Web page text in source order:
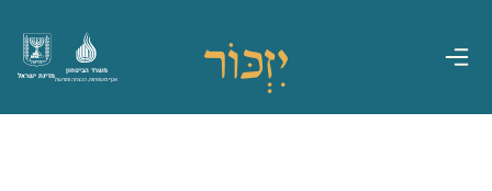
מדינת ישראל
משרד הביטחון
אגף משפחות, הנצחה ומורשת